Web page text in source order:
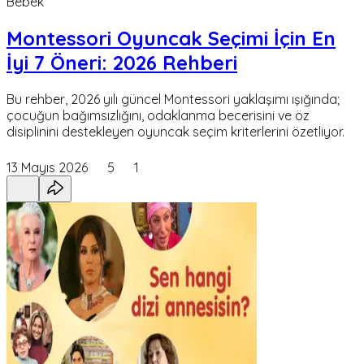
Montessori Oyuncak Seçimi İçin En
İyi 7 Öneri: 2026 Rehberi
Bu rehber, 2026 yılı güncel Montessori yaklaşımı ışığında;
çocuğun bağımsızlığını, odaklanma becerisini ve öz
disiplinini destekleyen oyuncak seçim kriterlerini özetliyor.
13 Mayıs 2026 5 1